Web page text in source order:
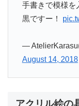
手書きで模様を
黒ですー！
—
August 14, 2018
アクリル絵の